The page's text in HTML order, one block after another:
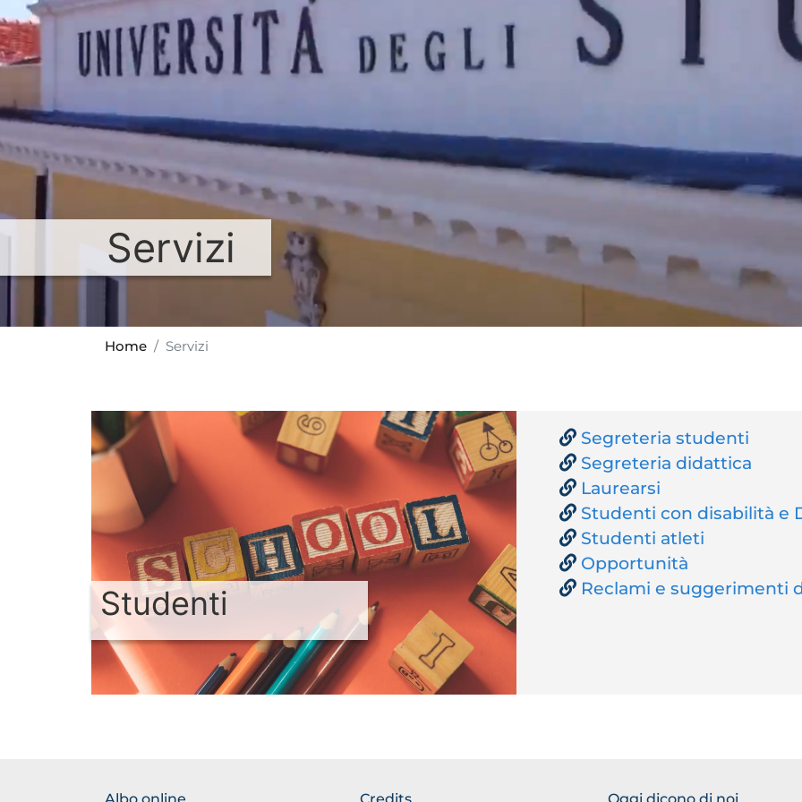
Servizi
Home Servizi
Studenti
Segreteria studenti
Segreteria didattica
Laurearsi
Studenti con disabilità e
Studenti atleti
Opportunità
Reclami e suggerimenti